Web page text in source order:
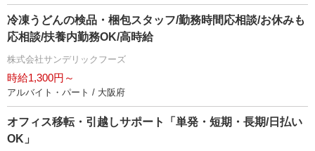
冷凍うどんの検品・梱包スタッフ/勤務時間応相談/お休みも
応相談/扶養内勤務OK/高時給
株式会社サンデリックフーズ
時給1,300円～
アルバイト・パート / 大阪府
オフィス移転・引越しサポート「単発・短期・長期/日払い
OK」